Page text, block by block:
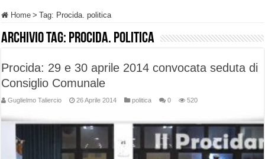
Home > Tag: Procida. politica
Archivio tag: Procida. politica
Procida: 29 e 30 aprile 2014 convocata seduta di
Consiglio Comunale
Guglielmo Taliercio 26 Aprile 2014 politica 0 520